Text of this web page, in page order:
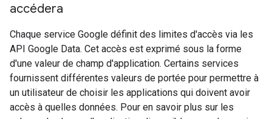
accédera
Chaque service Google définit des limites d'accès via les
API Google Data. Cet accès est exprimé sous la forme
d'une valeur de champ d'application. Certains services
fournissent différentes valeurs de portée pour permettre à
un utilisateur de choisir les applications qui doivent avoir
accès à quelles données. Pour en savoir plus sur les